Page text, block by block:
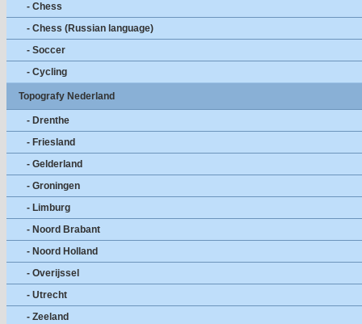
- Chess
- Chess (Russian language)
- Soccer
- Cycling
Topografy Nederland
- Drenthe
- Friesland
- Gelderland
- Groningen
- Limburg
- Noord Brabant
- Noord Holland
- Overijssel
- Utrecht
- Zeeland